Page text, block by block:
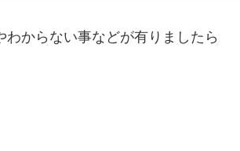
からない事などが有りましたら